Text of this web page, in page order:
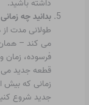
داشته باشید.
بدانید چه
طولانی مدت از
می کند –
فرسوده، زمان
قطعه جدید می
زمانی که بیش
جدید شروع